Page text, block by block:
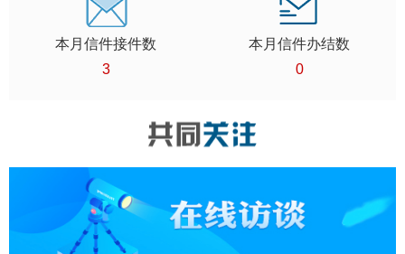
本月信件接件数
3
本月信件办结数
0